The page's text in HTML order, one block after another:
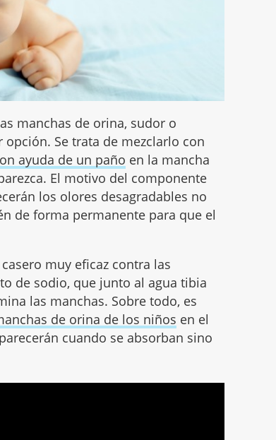
manchas de orina, sudor o
Se trata de mezclarlo con
ayuda de un paño en la mancha
El motivo del componente
los olores desagradables no
de forma permanente para que el
muy eficaz contra las
de sodio, que junto al agua tibia
las manchas. Sobre todo, es
de orina de los niños en el
cuando se absorban sino